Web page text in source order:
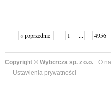
« poprzednie 1 ... 4956
Copyright © Wyborcza sp. z o.o. O
Ustawienia prywatności